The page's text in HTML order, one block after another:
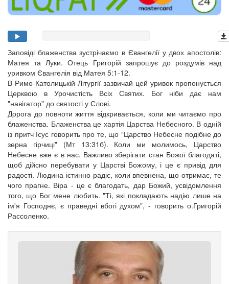
Заповіді блаженства зустрічаємо в Євангелії у двох апостолів:
Матея та Луки. Отець Григорій запрошує до роздумів над
уривком Євангелія від Матея 5:1-12.
В Римо-Католицькій Літургії зазвичай цей уривок пропонується
Церквою в Урочистість Всіх Святих. Бог ніби дає нам
"навігатор" до святості у Слові.
Дорога до повноти життя відкривається, коли ми читаємо про
блаженства. Блаженства це хартія Царства Небесного. В одній
із притч Ісус говорить про те, що “Царство Небесне подібне до
зерна гірчиці" (Мт 13:31б). Коли ми молимось, Царство
Небесне вже є в нас. Важливо зберігати стан Божої благодаті,
щоб дійсно перебувати у Царстві Божому, і це є привід для
радості. Людина істинно радіє, коли впевнена, що отримає, те
чого прагне. Віра - це є благодать, дар Божий, усвідомлення
того, що Бог мене любить. "Ті, які покладають надію лише на
ім'я Господнє, є праведні вбогі духом", - говорить о.Григорій
Рассоленко.